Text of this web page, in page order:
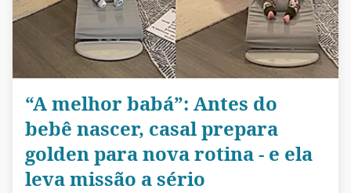
“A melhor babá”: Antes do
bebê nascer, casal prepara
golden para nova rotina - e ela
leva missão a sério